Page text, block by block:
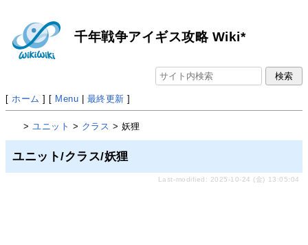
千年戦争アイギス攻略 Wiki*
[ ホーム ] [ Menu | 最終更新 ]
>ユニット > クラス > 妖狸
ユニット/クラス/妖狸
Last-modified: 2025-10-24 (金) 13:05:04